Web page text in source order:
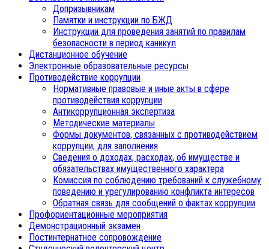
Допризывникам
Памятки и инструкции по БЖД
Инструкции для проведения занятий по правилам
безопасности в период каникул
Дистанционное обучение
Электронные образовательные ресурсы
Противодействие коррупции
Нормативные правовые и иные акты в сфере
противодействия коррупции
Антикоррупционная экспертиза
Методические материалы
Формы документов, связанных с противодействием
коррупции, для заполнения
Сведения о доходах, расходах, об имуществе и
обязательствах имущественного характера
Комиссия по соблюдению требований к служебному
поведению и урегулированию конфликта интересов
Обратная связь для сообщений о фактах коррупции
Профориентационные мероприятия
Демонстрационный экзамен
Постинтернатное сопровождение